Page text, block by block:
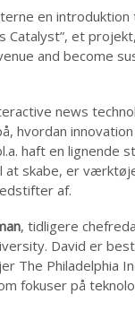
en
et
and become
news
hvordan
haft en lignende
at skabe, er
af.
, tidligere
David er
The Philadelphia
fokuser på